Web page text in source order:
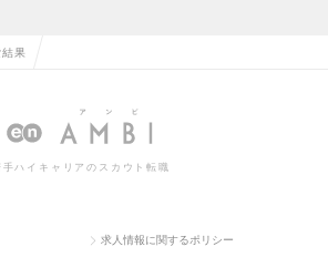
果
手ハイキャリアのスカウト転職
求人情報に関するポリシー